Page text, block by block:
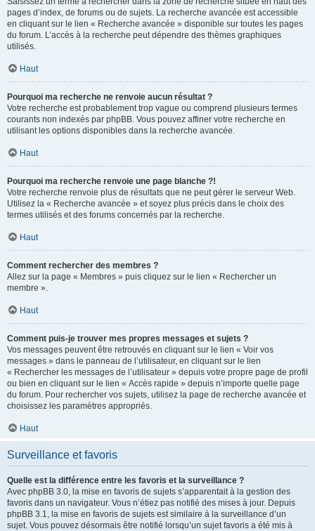
pages d’index, de forums ou de sujets. La recherche avancée est accessible
en cliquant sur le lien « Recherche avancée » disponible sur toutes les pages
du forum. L’accès à la recherche peut dépendre des thèmes graphiques
utilisés.
Haut
Pourquoi ma recherche ne renvoie aucun résultat ?
Votre recherche est probablement trop vague ou comprend plusieurs termes
courants non indexés par phpBB. Vous pouvez affiner votre recherche en
utilisant les options disponibles dans la recherche avancée.
Haut
Pourquoi ma recherche renvoie une page blanche ?!
Votre recherche renvoie plus de résultats que ne peut gérer le serveur Web.
Utilisez la « Recherche avancée » et soyez plus précis dans le choix des
termes utilisés et des forums concernés par la recherche.
Haut
Comment rechercher des membres ?
Allez sur la page « Membres » puis cliquez sur le lien « Rechercher un
membre ».
Haut
Comment puis-je trouver mes propres messages et sujets ?
Vos messages peuvent être retrouvés en cliquant sur le lien « Voir vos
messages » dans le panneau de l’utilisateur, en cliquant sur le lien
« Rechercher les messages de l’utilisateur » depuis votre propre page de profil
ou bien en cliquant sur le lien « Accès rapide » depuis n’importe quelle page
du forum. Pour rechercher vos sujets, utilisez la page de recherche avancée et
choisissez les paramètres appropriés.
Haut
Surveillance et favoris
Quelle est la différence entre les favoris et la surveillance ?
Avec phpBB 3.0, la mise en favoris de sujets s’apparentait à la gestion des
favoris dans un navigateur. Vous n’étiez pas notifié des mises à jour. Depuis
phpBB 3.1, la mise en favoris de sujets est similaire à la surveillance d’un
sujet. Vous pouvez désormais être notifié lorsqu’un sujet favoris a été mis à